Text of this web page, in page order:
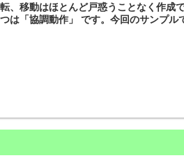
、移動はほとんど戸惑うことなく作
は「協調動作」 です。今回のサンプ